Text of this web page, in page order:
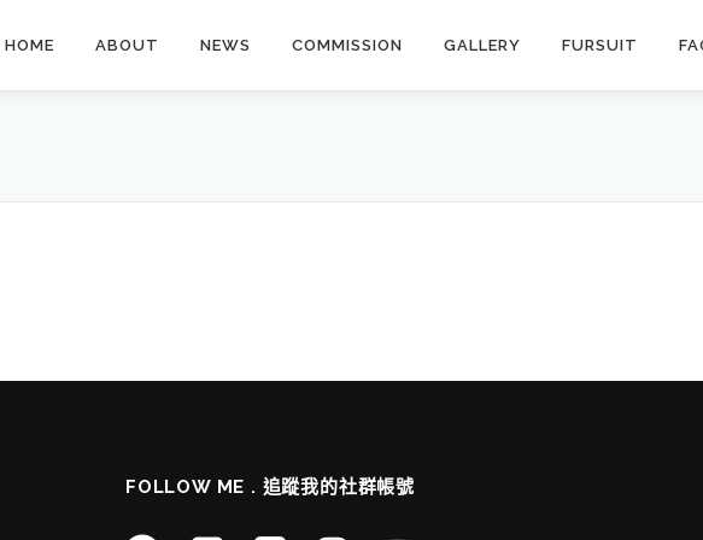
HOME ABOUT NEWS COMMISSION GALLERY FURSUIT
FOLLOW ME . 追蹤我的社群帳號